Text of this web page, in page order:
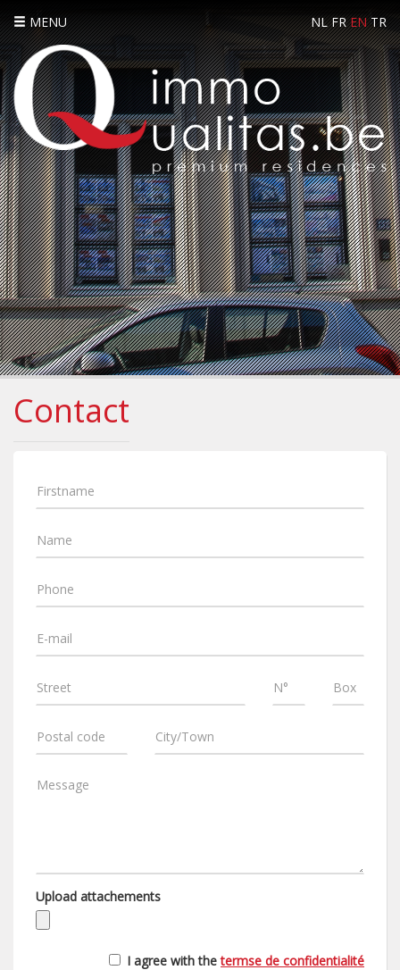
MENU NL FR EN TR
Contact
Upload attachements
I agree with thetermse de confidentialité